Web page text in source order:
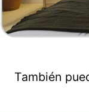
También